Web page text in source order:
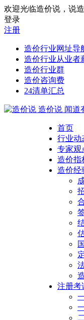
欢迎光临造价说，说造
登录
注册
造价行业网址导
造价行业从业者
造价行业群
造价咨询费
24清单汇总
造价说 闻道
首页
行业动
专家观
造价指
造价经
注册考